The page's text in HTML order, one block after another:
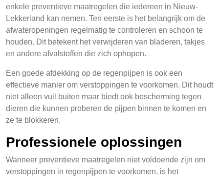
enkele preventieve maatregelen die iedereen in Nieuw-
Lekkerland kan nemen. Ten eerste is het belangrijk om de
afwateropeningen regelmatig te controleren en schoon te
houden. Dit betekent het verwijderen van bladeren, takjes
en andere afvalstoffen die zich ophopen.
Een goede afdekking op de regenpijpen is ook een
effectieve manier om verstoppingen te voorkomen. Dit houdt
niet alleen vuil buiten maar biedt ook bescherming tegen
dieren die kunnen proberen de pijpen binnen te komen en
ze te blokkeren.
Professionele oplossingen
Wanneer preventieve maatregelen niet voldoende zijn om
verstoppingen in regenpijpen te voorkomen, is het